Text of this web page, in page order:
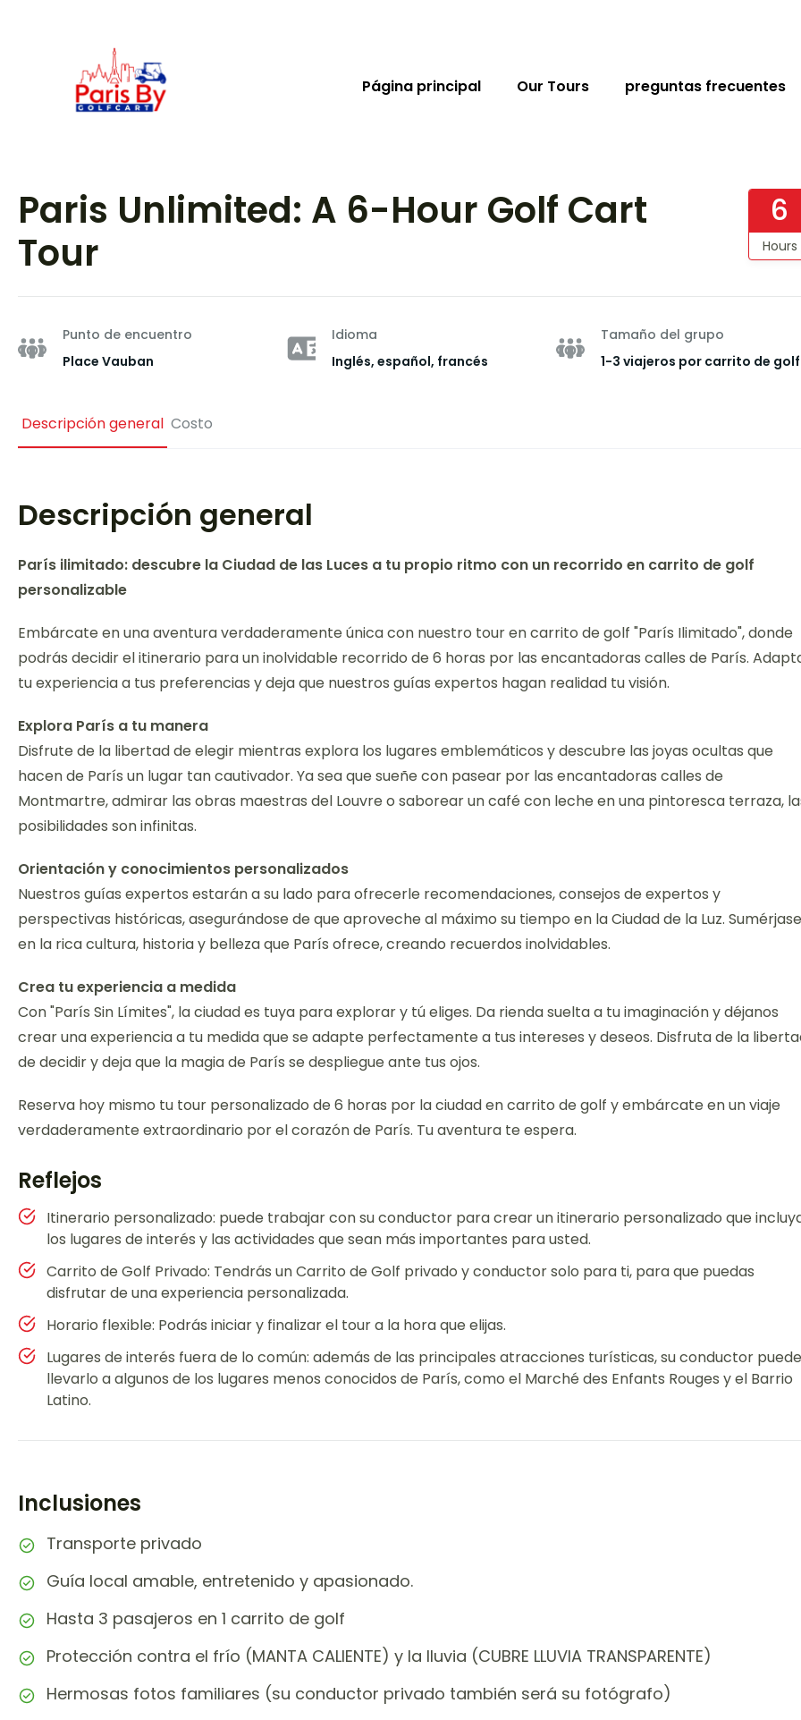
Página principal Our Tours preguntas frecuentes
Paris Unlimited: A 6-Hour Golf Cart
Tour
6
Hours
Punto de encuentro
Place Vauban
Idioma
Inglés, español, francés
Tamaño del grupo
1-3 viajeros por carrito de golf
Descripción general Costo
Descripción general
París ilimitado: descubre la Ciudad de las Luces a tu propio ritmo con un recorrido en carrito de golf
personalizable
Embárcate en una aventura verdaderamente única con nuestro tour en carrito de golf "París Ilimitado", donde
podrás decidir el itinerario para un inolvidable recorrido de 6 horas por las encantadoras calles de París.
tu experiencia a tus preferencias y deja que nuestros guías expertos hagan realidad tu visión.
Explora París a tu manera
Disfrute de la libertad de elegir mientras explora los lugares emblemáticos y descubre las joyas ocultas que
hacen de París un lugar tan cautivador. Ya sea que sueñe con pasear por las encantadoras calles de
Montmartre, admirar las obras maestras del Louvre o saborear un café con leche en una pintoresca terraza,
posibilidades son infinitas.
Orientación y conocimientos personalizados
Nuestros guías expertos estarán a su lado para ofrecerle recomendaciones, consejos de expertos y
perspectivas históricas, asegurándose de que aproveche al máximo su tiempo en la Ciudad de la Luz. Sumérjase
en la rica cultura, historia y belleza que París ofrece, creando recuerdos inolvidables.
Crea tu experiencia a medida
Con "París Sin Límites", la ciudad es tuya para explorar y tú eliges. Da rienda suelta a tu imaginación y déjanos
crear una experiencia a tu medida que se adapte perfectamente a tus intereses y deseos. Disfruta de la
de decidir y deja que la magia de París se despliegue ante tus ojos.
Reserva hoy mismo tu tour personalizado de 6 horas por la ciudad en carrito de golf y embárcate en un viaje
verdaderamente extraordinario por el corazón de París. Tu aventura te espera.
Reflejos
Itinerario personalizado: puede trabajar con su conductor para crear un itinerario personalizado que
los lugares de interés y las actividades que sean más importantes para usted.
Carrito de Golf Privado: Tendrás un Carrito de Golf privado y conductor solo para ti, para que puedas
disfrutar de una experiencia personalizada.
Horario flexible: Podrás iniciar y finalizar el tour a la hora que elijas.
Lugares de interés fuera de lo común: además de las principales atracciones turísticas, su conductor puede
llevarlo a algunos de los lugares menos conocidos de París, como el Marché des Enfants Rouges y el Barrio
Latino.
Inclusiones
Transporte privado
Guía local amable, entretenido y apasionado.
Hasta 3 pasajeros en 1 carrito de golf
Protección contra el frío (MANTA CALIENTE) y la lluvia (CUBRE LLUVIA TRANSPARENTE)
Hermosas fotos familiares (su conductor privado también será su fotógrafo)